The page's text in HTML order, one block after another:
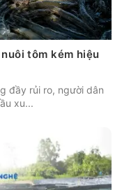
tôm kém hiệu
đầy rủi ro, người dân
xu...